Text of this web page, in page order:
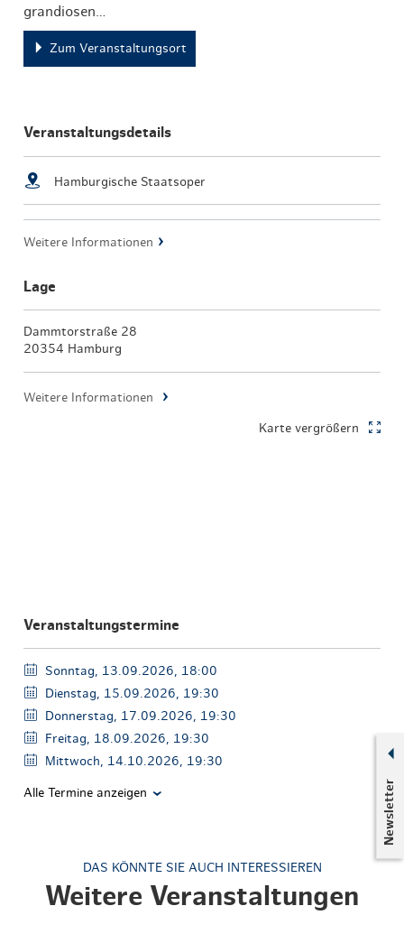
Newsletter
grandiosen…
Zum Veranstaltungsort
Veranstaltungsdetails
Hamburgische Staatsoper
Weitere Informationen
Lage
Dammtorstraße 28
20354 Hamburg
Weitere Informationen
Karte vergrößern
Veranstaltungstermine
Sonntag, 13.09.2026, 18:00
Dienstag, 15.09.2026, 19:30
Donnerstag, 17.09.2026, 19:30
Freitag, 18.09.2026, 19:30
Mittwoch, 14.10.2026, 19:30
Alle Termine anzeigen
DAS KÖNNTE SIE AUCH INTERESSIEREN
Weitere Veranstaltungen